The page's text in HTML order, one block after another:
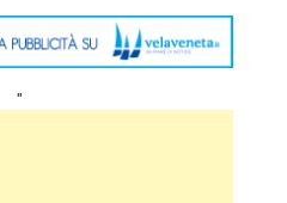
"